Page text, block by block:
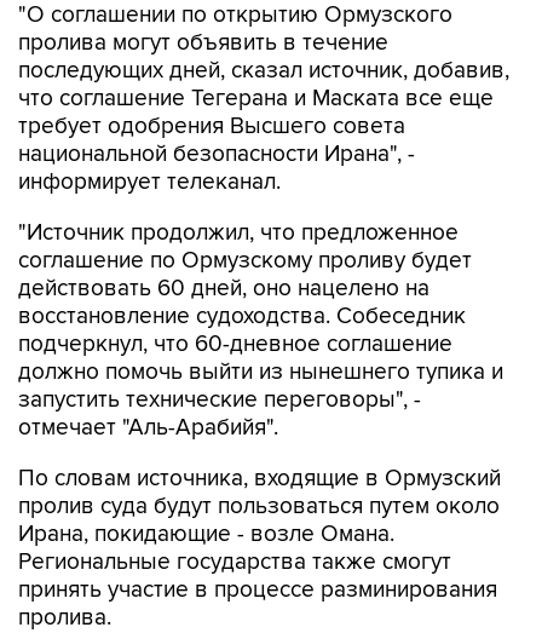
"О соглашении по открытию Ормузского
пролива могут объявить в течение
последующих дней, сказал источник, добавив,
что соглашение Тегерана и Маската все еще
требует одобрения Высшего совета
национальной безопасности Ирана", -
информирует телеканал.
"Источник продолжил, что предложенное
соглашение по Ормузскому проливу будет
действовать 60 дней, оно нацелено на
восстановление судоходства. Собеседник
подчеркнул, что 60-дневное соглашение
должно помочь выйти из нынешнего тупика и
запустить технические переговоры", -
отмечает "Аль-Арабийя".
По словам источника, входящие в Ормузский
пролив суда будут пользоваться путем около
Ирана, покидающие - возле Омана.
Региональные государства также смогут
принять участие в процессе разминирования
пролива.